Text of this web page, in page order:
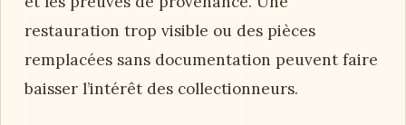
restauration trop visible ou des pièces
remplacées sans documentation peuvent faire
baisser l’intérêt des collectionneurs.